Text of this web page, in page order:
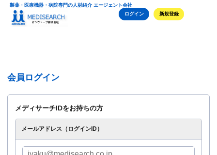
製薬・医療機器・病院専門の人材紹介 エージェント会社
ログイン
新規登録
会員ログイン
メディサーチIDをお持ちの方
メールアドレス（ログインID）